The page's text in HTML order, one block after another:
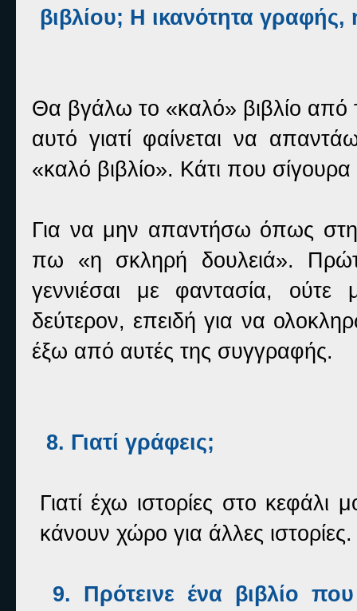
βιβλίου; Η ικανότητα
Θα βγάλω το «καλό» βιβλίο από
αυτό γιατί φαίνεται να
«καλό βιβλίο». Κάτι που
Για να μην απαντήσω όπως
πω «η σκληρή δουλειά».
γεννιέσαι με φαντασία, ούτε
δεύτερον, επειδή για να
έξω από αυτές της συγγραφής.
8. Γιατί γράφεις;
Γιατί έχω ιστορίες στο
κάνουν χώρο για άλλες
9. Πρότεινε ένα βιβλίο